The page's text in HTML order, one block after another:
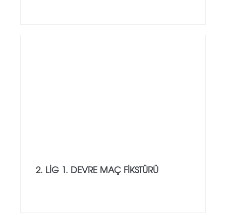
2. LIG 1. DEVRE MAÇ FIKSTÜRÜ